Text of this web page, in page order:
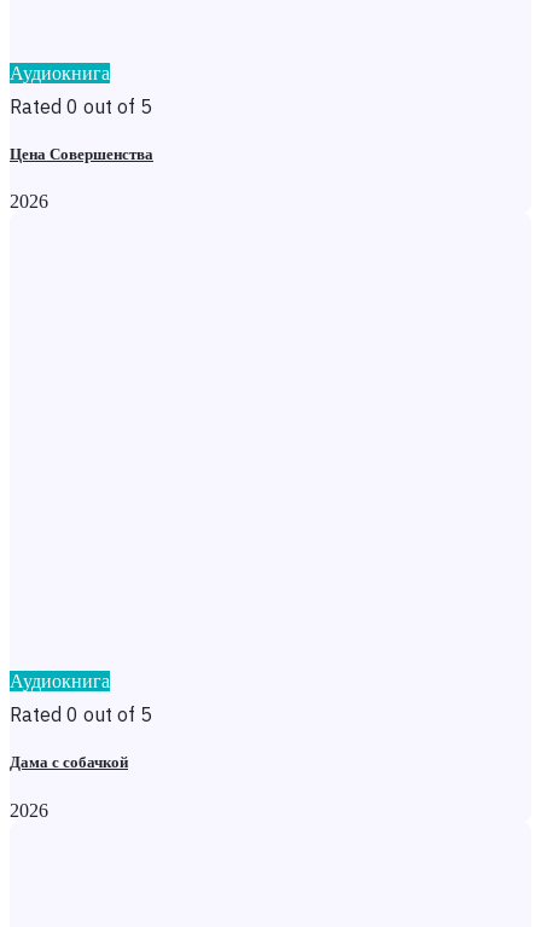
Аудиокнига
Rated 0 out of 5
Цена Совершенства
2026
Аудиокнига
Rated 0 out of 5
Дама с собачкой
2026